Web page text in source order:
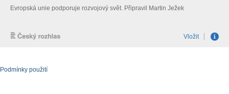
Podmínky použití